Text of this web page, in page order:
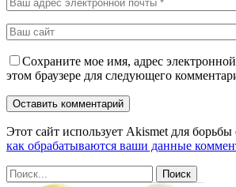
Сохраните мое имя, адрес
этом браузере для следующего
Этот сайт использует Akismet для
как обрабатываются ваши данные